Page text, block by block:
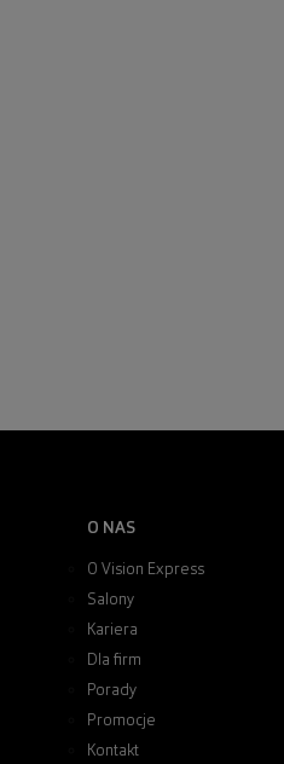
O NAS
O Vision Express
Salony
Kariera
Dla firm
Porady
Promocje
Kontakt